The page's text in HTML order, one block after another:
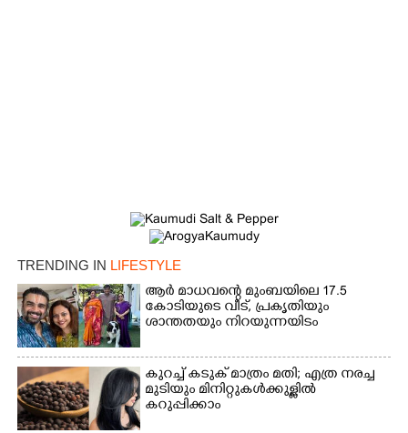
TRENDING IN LIFESTYLE
ആർ മാധവന്റെ മുംബയിലെ 17.5
കോടിയുടെ വീട്,​ പ്രകൃതിയും
ശാന്തതയും നിറയുന്നയിടം
കുറച്ച് കടുക് മാത്രം മതി; എത്ര നരച്ച
മുടിയും മിനിറ്റുകൾക്കുള്ളിൽ
കറുപ്പിക്കാം
Copy Link